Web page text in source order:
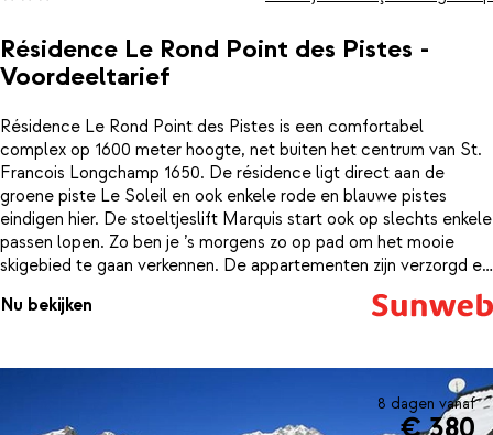
Résidence Le Rond Point des Pistes -
Voordeeltarief
Résidence Le Rond Point des Pistes is een comfortabel
complex op 1600 meter hoogte, net buiten het centrum van St.
Francois Longchamp 1650. De résidence ligt direct aan de
groene piste Le Soleil en ook enkele rode en blauwe pistes
eindigen hier. De stoeltjeslift Marquis start ook op slechts enkele
passen lopen. Zo ben je ’s morgens zo op pad om het mooie
skigebied te gaan verkennen. De appartementen zijn verzorgd en
comfortabel ingericht.De résidence is verdeeld over 2
gebouwen die naast elkaar liggen en met elkaar verbonden zijn.
broodjes en de boodschappen hoef je alleen maar even naar
beneden te lopen. Voor wat vermaak loop je zo naar de gezellige
dorpskern van St. Francois, waar je in een van de restaurants kunt
Nu bekijken
8 dagen vanaf